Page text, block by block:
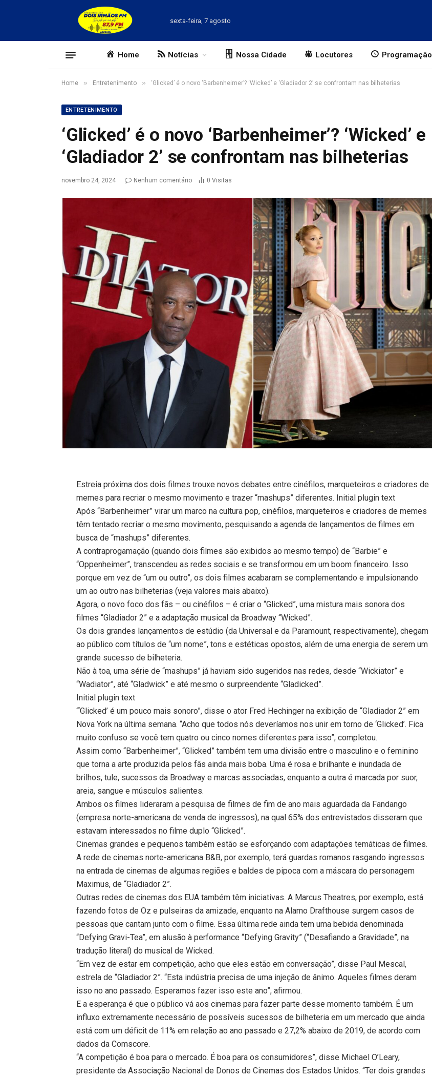
sexta-feira, 7 agosto
Home Notícias Nossa Cidade Locutores Programação
Home » Entretenimento » ‘Glicked’ é o novo ‘Barbenheimer’? ‘Wicked’ e ‘Gladiador 2’ se confrontam nas bilheterias
ENTRETENIMENTO
‘Glicked’ é o novo ‘Barbenheimer’? ‘Wicked’ e
‘Gladiador 2’ se confrontam nas bilheterias
novembro 24, 2024 Nenhum comentário 0 Visitas
Estreia próxima dos dois filmes trouxe novos debates entre cinéfilos, marqueteiros e criadores de
memes para recriar o mesmo movimento e trazer “mashups” diferentes. Initial plugin text
Após “Barbenheimer” virar um marco na cultura pop, cinéfilos, marqueteiros e criadores de memes
têm tentado recriar o mesmo movimento, pesquisando a agenda de lançamentos de filmes em
busca de “mashups” diferentes.
A contraprogamação (quando dois filmes são exibidos ao mesmo tempo) de “Barbie” e
“Oppenheimer”, transcendeu as redes sociais e se transformou em um boom financeiro. Isso
porque em vez de “um ou outro”, os dois filmes acabaram se complementando e impulsionando
um ao outro nas bilheterias (veja valores mais abaixo).
Agora, o novo foco dos fãs – ou cinéfilos – é criar o “Glicked”, uma mistura mais sonora dos
filmes “Gladiador 2” e a adaptação musical da Broadway “Wicked”.
Os dois grandes lançamentos de estúdio (da Universal e da Paramount, respectivamente), chegam
ao público com títulos de “um nome”, tons e estéticas opostos, além de uma energia de serem um
grande sucesso de bilheteria.
Não à toa, uma série de “mashups” já haviam sido sugeridos nas redes, desde “Wickiator” e
“Wadiator”, até “Gladwick” e até mesmo o surpreendente “Gladicked”.
Initial plugin text
“‘Glicked’ é um pouco mais sonoro”, disse o ator Fred Hechinger na exibição de “Gladiador 2” em
Nova York na última semana. “Acho que todos nós deveríamos nos unir em torno de ‘Glicked’. Fica
muito confuso se você tem quatro ou cinco nomes diferentes para isso”, completou.
Assim como “Barbenheimer”, “Glicked” também tem uma divisão entre o masculino e o feminino
que torna a arte produzida pelos fãs ainda mais boba. Uma é rosa e brilhante e inundada de
brilhos, tule, sucessos da Broadway e marcas associadas, enquanto a outra é marcada por suor,
areia, sangue e músculos salientes.
Ambos os filmes lideraram a pesquisa de filmes de fim de ano mais aguardada da Fandango
(empresa norte-americana de venda de ingressos), na qual 65% dos entrevistados disseram que
estavam interessados no filme duplo “Glicked”.
Cinemas grandes e pequenos também estão se esforçando com adaptações temáticas de filmes.
A rede de cinemas norte-americana B&B, por exemplo, terá guardas romanos rasgando ingressos
na entrada de cinemas de algumas regiões e baldes de pipoca com a máscara do personagem
Maximus, de “Gladiador 2”.
Outras redes de cinemas dos EUA também têm iniciativas. A Marcus Theatres, por exemplo, está
fazendo fotos de Oz e pulseiras da amizade, enquanto na Alamo Drafthouse surgem casos de
pessoas que cantam junto com o filme. Essa última rede ainda tem uma bebida denominada
“Defying Gravi-Tea”, em alusão à performance “Defying Gravity” (“Desafiando a Gravidade”, na
tradução literal) do musical de Wicked.
“Em vez de estar em competição, acho que eles estão em conversação”, disse Paul Mescal,
estrela de “Gladiador 2”. “Esta indústria precisa de uma injeção de ânimo. Aqueles filmes deram
isso no ano passado. Esperamos fazer isso este ano”, afirmou.
E a esperança é que o público vá aos cinemas para fazer parte desse momento também. É um
influxo extremamente necessário de possíveis sucessos de bilheteria em um mercado que ainda
está com um déficit de 11% em relação ao ano passado e 27,2% abaixo de 2019, de acordo com
dados da Comscore.
“A competição é boa para o mercado. É boa para os consumidores”, disse Michael O’Leary,
presidente da Associação Nacional de Donos de Cinemas dos Estados Unidos. “Ter dois grandes